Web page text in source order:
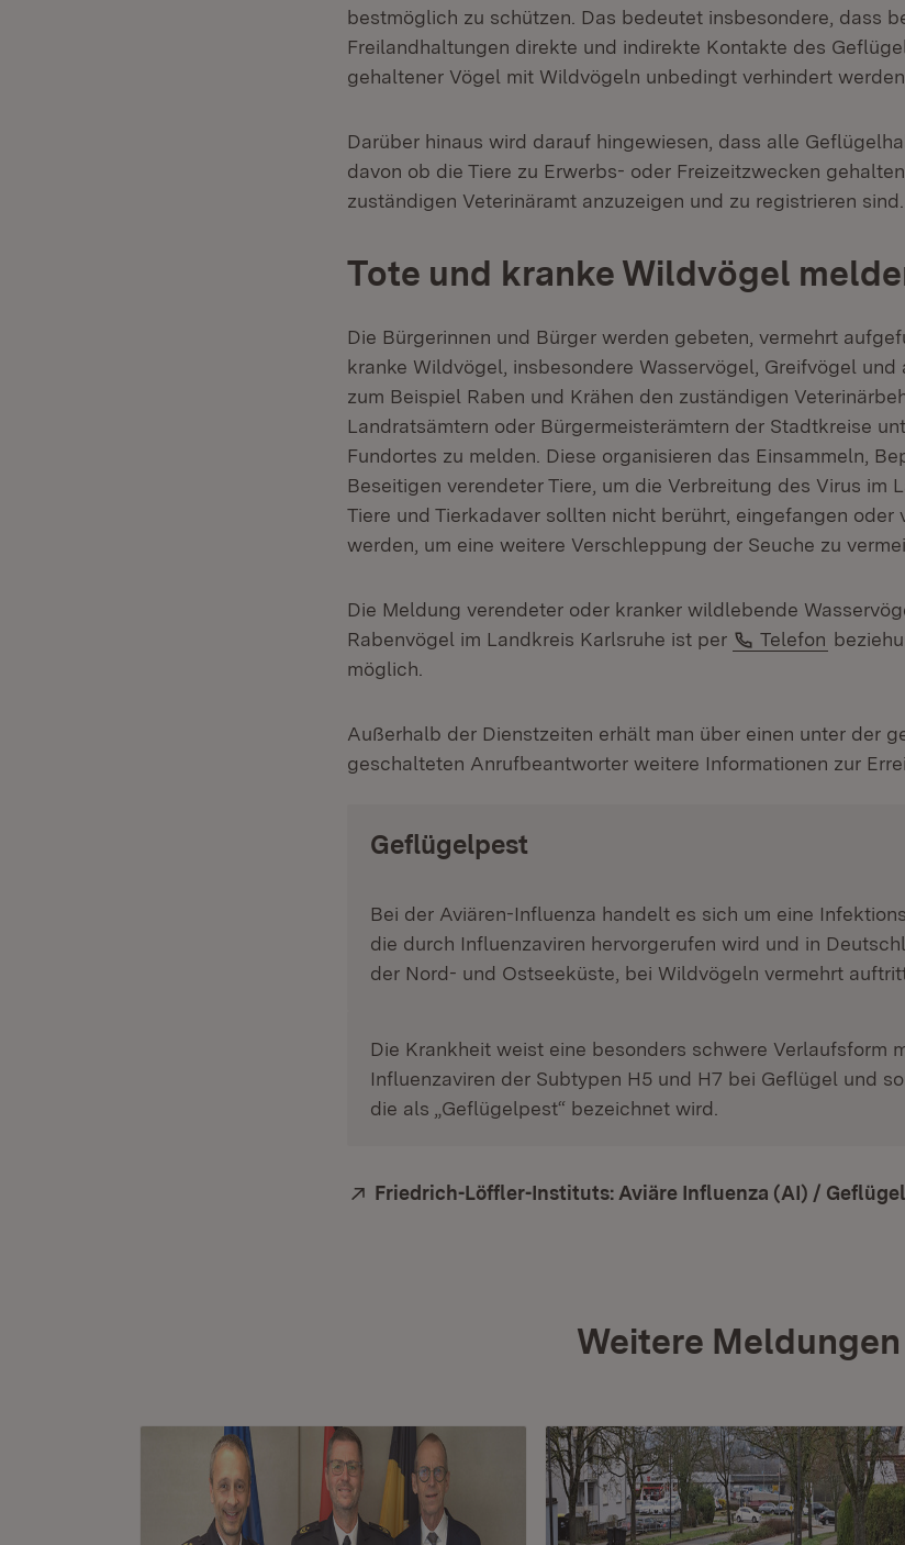
bestmöglich zu schützen. Das bedeutet insbesondere, dass
Freilandhaltungen direkte und indirekte Kontakte des
gehaltener Vögel mit Wildvögeln unbedingt verhindert werden
Darüber hinaus wird darauf hingewiesen, dass alle
davon ob die Tiere zu Erwerbs- oder Freizeitzwecken
zuständigen Veterinäramt anzuzeigen und zu registrieren sind.
Tote und kranke Wildvögel
Die Bürgerinnen und Bürger werden gebeten, vermehrt
kranke Wildvögel, insbesondere Wasservögel, Greifvögel
zum Beispiel Raben und Krähen den zuständigen
Landratsämtern oder Bürgermeisterämtern der Stadtkreise
Fundortes zu melden. Diese organisieren das Einsammeln,
Beseitigen verendeter Tiere, um die Verbreitung des Virus im
Tiere und Tierkadaver sollten nicht berührt, eingefangen oder
werden, um eine weitere Verschleppung der Seuche zu
Die Meldung verendeter oder kranker wildlebende
Rabenvögel im Landkreis Karlsruhe ist per
Telefon:
Telefon
möglich.
Außerhalb der Dienstzeiten erhält man über einen unter der
geschalteten Anrufbeantworter weitere Informationen zur
Geflügelpest
Bei der Aviären-Influenza handelt es sich um eine
die durch Influenzaviren hervorgerufen wird und in
der Nord- und Ostseeküste, bei Wildvögeln vermehrt
Die Krankheit weist eine besonders schwere Verlaufsform
Influenzaviren der Subtypen H5 und H7 bei Geflügel und
die als „Geflügelpest“ bezeichnet wird.
Extern:
Friedrich-Löffler-Instituts: Aviäre Influenza (AI) /
Weitere Meldungen